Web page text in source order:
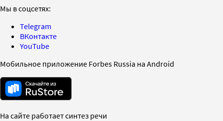
Мы в соцсетях:
Telegram
ВКонтакте
YouTube
Мобильное приложение Forbes Russia на Android
На сайте работает синтез речи